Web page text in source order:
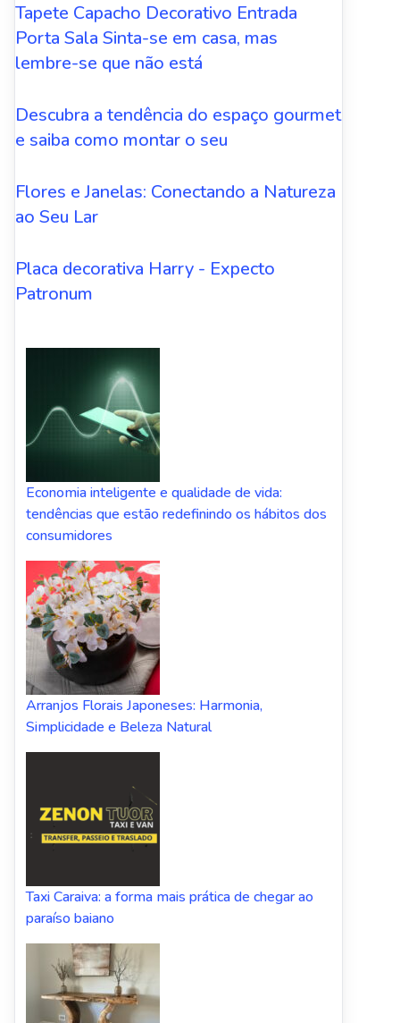
Tapete Capacho Decorativo Entrada
Porta Sala Sinta-se em casa, mas
lembre-se que não está
Descubra a tendência do espaço gourmet
e saiba como montar o seu
Flores e Janelas: Conectando a Natureza
ao Seu Lar
Placa decorativa Harry - Expecto
Patronum
Economia inteligente e qualidade de vida:
tendências que estão redefinindo os hábitos dos
consumidores
Arranjos Florais Japoneses: Harmonia,
Simplicidade e Beleza Natural
Taxi Caraiva: a forma mais prática de chegar ao
paraíso baiano